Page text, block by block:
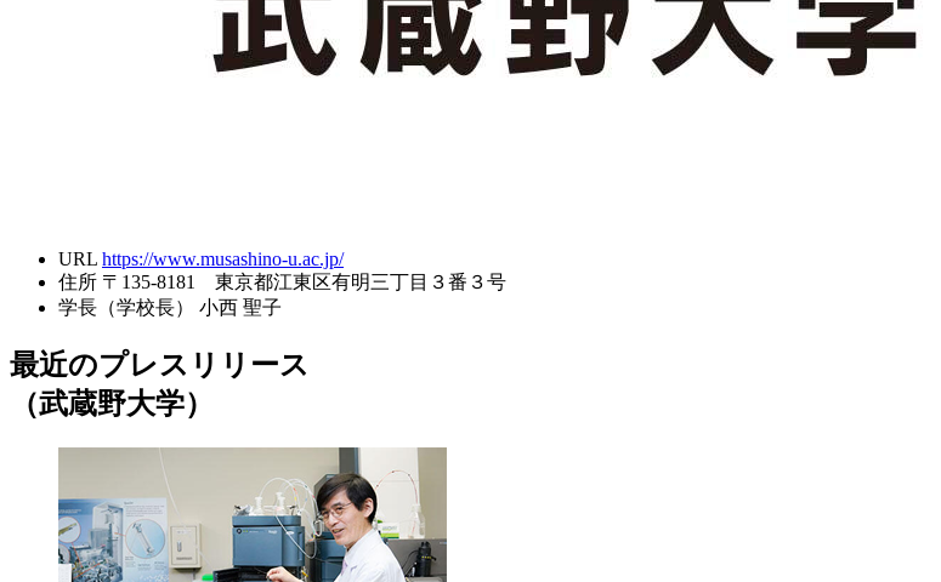
URL https://www.musashino-u.ac.jp/
住所 〒135-8181 東京都江東区有明三丁目３番３号
学長（学校長）
小西 聖子
最近のプレスリリース
（武蔵野大学）